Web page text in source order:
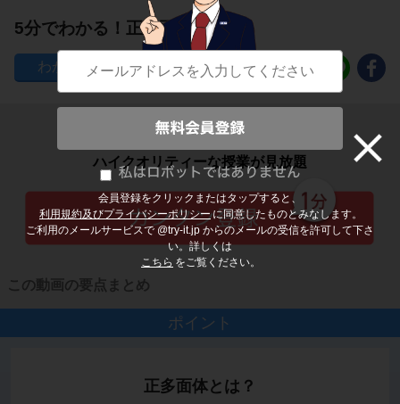
会員登録をクリックまたはタップすると、
利用規約及びプライバシーポリシー に同意したものとみなします。
ご利用のメールサービスで @try-it.jp からのメールの受信を許可して下さ
い。詳しくは
こちら をご覧ください。
5分でわかる！正多面体
346
子どもの勉強から大人の学び直しまで
ハイクオリティーな授業が見放題
この動画の要点まとめ
ポイント
正多面体とは？